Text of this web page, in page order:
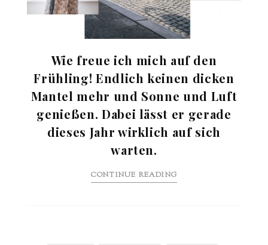
Wie freue ich mich auf den
Frühling! Endlich keinen dicken
Mantel mehr und Sonne und Luft
genießen. Dabei lässt er gerade
dieses Jahr wirklich auf sich
warten.
CONTINUE READING